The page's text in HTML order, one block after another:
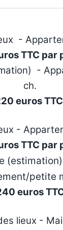
-
TTC par
-
ch.
euros TTC
-
TTC par
petite
euros
lieux -